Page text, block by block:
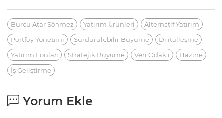
Burcu Atar Sönmez Yatırım Ürünleri
Alternatif Yatırım
Portföy Yönetimi
Sürdürülebilir Büyüme
Dijitalleşme
Yatırım Fonları
Stratejik Büyüme Veri Odaklı
Hazine
İş Geliştirme
Yorum Ekle